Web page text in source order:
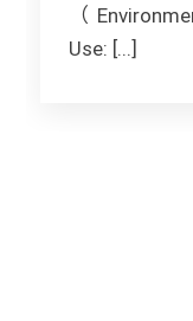
（
Use: [...]